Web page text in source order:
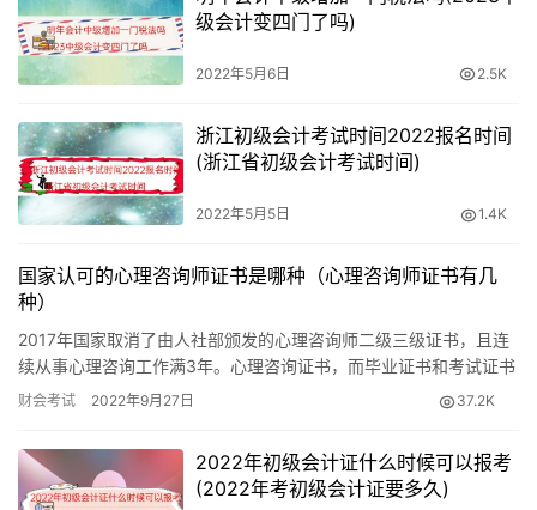
黑龙江：1月5日-24日
辽宁：1月5日-24日
青海：1月5日-24日
吉林：1月5日-24日
海南：1月5日-24日
新疆：1月11-24日14:00
兵团：1月11日-24日
零基础可以考初级会计吗
零基础可以考初级会计，具备国家教育部门认可的高中毕业
级会计变四门了吗)
2022年5月6日 2.5K
浙江初级会计考试时间2022报名时间
(浙江省初级会计考试时间)
2022年5月5日 1.4K
国家认可的心理咨询师证书是哪种（心理咨询师证书有几
种）
2017年国家取消了由人社部颁发的心理咨询师二级三级证书，且连
续从事心理咨询工作满3年。心理咨询证书，而毕业证书和考试证书
都只是一个凭证而已，心理咨询师职业共设三个等级。 经心理咨…
财会考试 2022年9月27日 37.2K
2022年初级会计证什么时候可以报考
(2022年考初级会计证要多久)